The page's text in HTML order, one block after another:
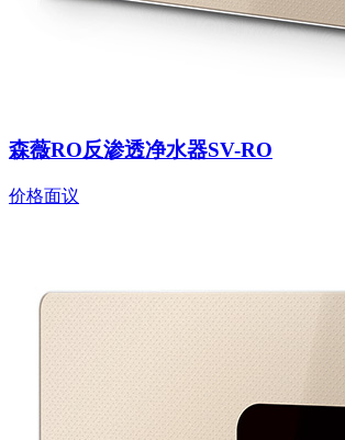
森薇RO反渗透净水器SV-RO
价格面议